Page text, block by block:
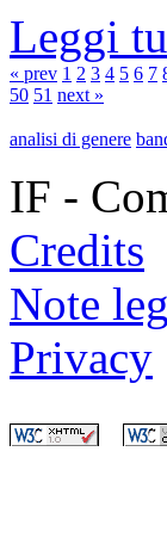
Leggi
« prev 1 2 3 4 5 6 7
50 51 next »
analisi di genere
IF -
Credits
Note
Privacy